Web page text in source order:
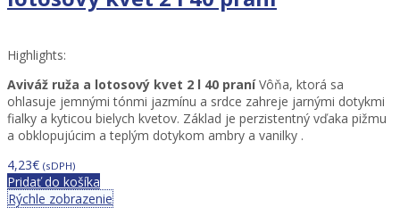
Highlights:
Aviváž ruža a lotosový kvet 2 l 40 praníVôňa, ktorá sa
ohlasuje jemnými tónmi jazmínu a srdce zahreje jarnými dotykmi
fialky a kyticou bielych kvetov. Základ je perzistentný vďaka pižmu
a obklopujúcim a teplým dotykom ambry a vanilky .
4,23€ (sDPH)
Pridať do košíka
Rýchle zobrazenie